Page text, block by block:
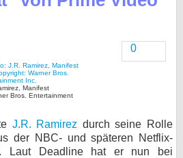
0
Manifest
Bros. Entertainment
J.R. Ramirez durch seine Rolle
der NBC- und späteren Netflix-
Laut Deadline hat er nun bei
Gewinnspiele
bei X